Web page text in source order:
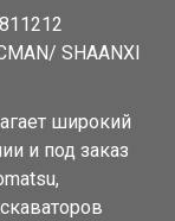
SHAANXI
широкий
и под заказ